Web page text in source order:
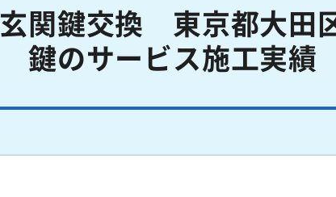
玄関鍵交換 東京都大田
鍵のサービス施工実績